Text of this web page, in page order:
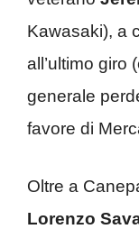
Kawasaki), a
all’ultimo giro
generale
favore di
Oltre a
Lorenzo